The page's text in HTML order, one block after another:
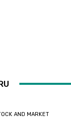
AND MARKET